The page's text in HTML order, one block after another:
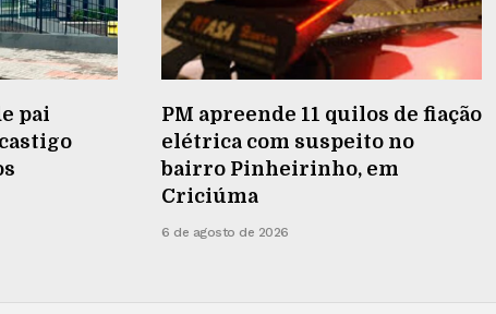
pai
PM apreende 11 quilos de fiação
elétrica com suspeito no
bairro Pinheirinho, em
Criciúma
6 de agosto de 2026